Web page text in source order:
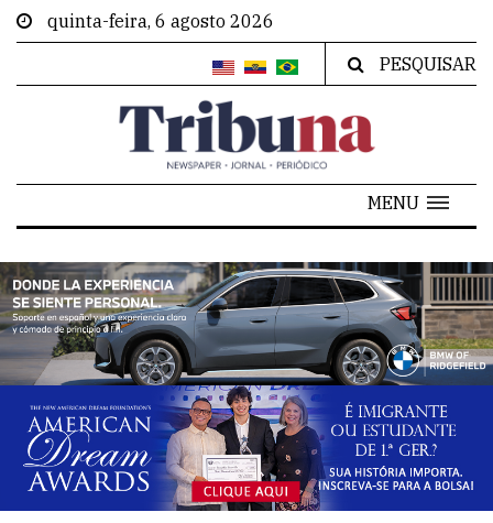
quinta-feira, 6 agosto 2026
PESQUISAR
MENU